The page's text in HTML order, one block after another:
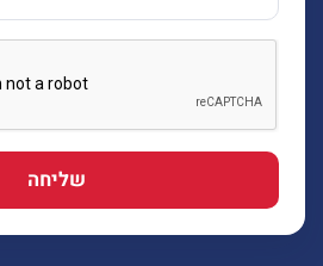
שליחה